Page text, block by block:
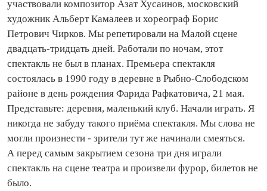
участвовали композитор Азат Хусаинов, московский
художник Альберт Камалеев и хореограф Борис
Петрович Чирков. Мы репетировали на Малой сцене
двадцать‑тридцать дней. Работали по ночам, этот
спектакль не был в планах. Премьера спектакля
состоялась в 1990 году в деревне в Рыбно‑Слободском
районе в день рождения Фарида Рафкатовича, 21 мая.
Представьте: деревня, маленький клуб. Начали играть. Я
никогда не забуду такого приёма спектакля. Мы слова не
могли произнести - зрители тут же начинали смеяться.
А перед самым закрытием сезона три дня играли
спектакль на сцене театра и произвели фурор, билетов не
было.